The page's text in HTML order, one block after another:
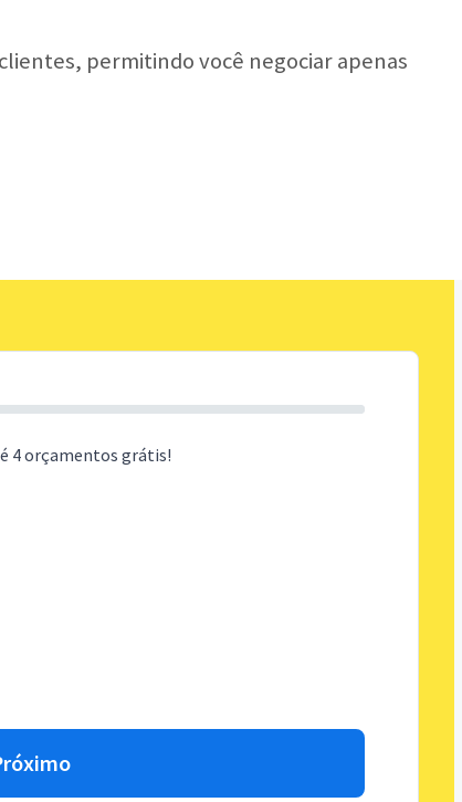
permitindo você negociar apenas
4 orçamentos grátis!